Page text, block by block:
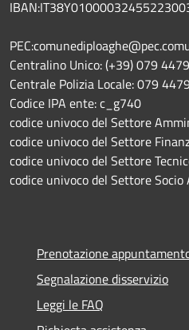
Centralino Unico: (+39) 079
Centrale Polizia Locale: 079
Codice IPA ente: c_g740
codice univoco del Settore
codice univoco del Settore
codice univoco del Settore
codice univoco del Settore
Prenotazione
Segnalazione disservizio
Leggi le FAQ